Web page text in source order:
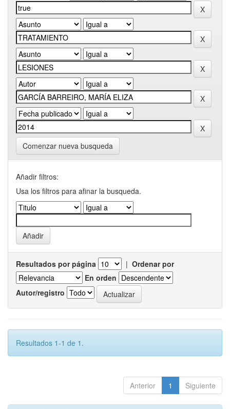
Comenzar nueva busqueda
Añadir filtros:
Usa los filtros para afinar la busqueda.
Resultados por página | Ordenar por
En orden
Autor/registro
Resultados 1-1 de 1.
Anterior 1 Siguiente